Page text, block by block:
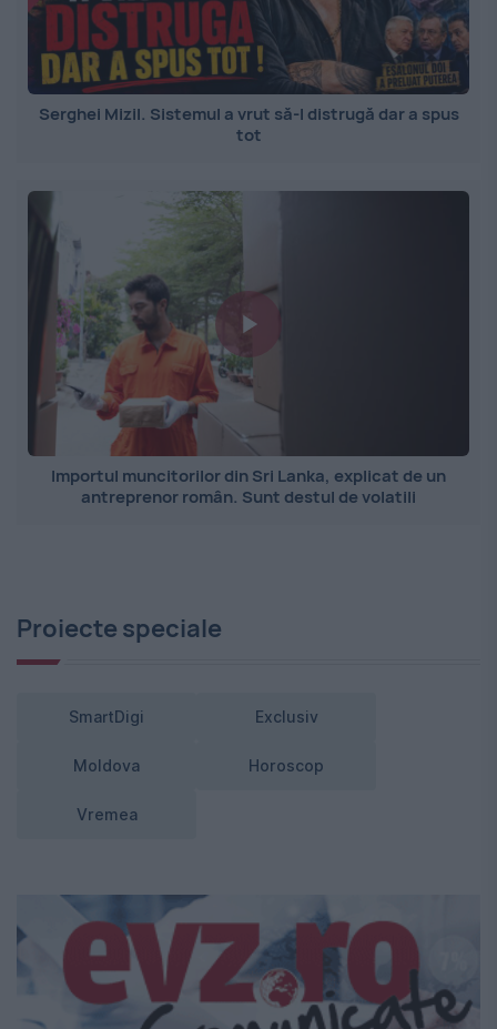
Serghei Mizil. Sistemul a vrut să-l distrugă dar a spus
tot
Importul muncitorilor din Sri Lanka, explicat de un
antreprenor român. Sunt destul de volatili
Proiecte speciale
SmartDigi Exclusiv
Moldova Horoscop
Vremea